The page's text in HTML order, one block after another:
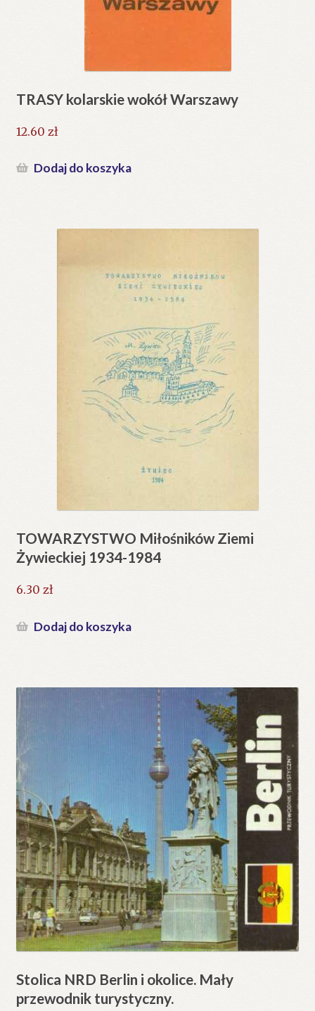
TRASY kolarskie wokół Warszawy
12.60 zł
Dodaj do koszyka
TOWARZYSTWO Miłośników Ziemi
Żywieckiej 1934-1984
6.30 zł
Dodaj do koszyka
Stolica NRD Berlin i okolice. Mały
przewodnik turystyczny.